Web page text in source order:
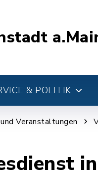
& POLITIK
Veranstaltungen